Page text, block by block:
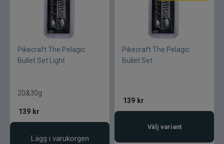
Pikecraft The Pelagic
Bullet Set Light
20&30g
139 kr
Lägg i varukorgen
Pikecraft The Pelagic
Bullet Set
139 kr
Välj variant